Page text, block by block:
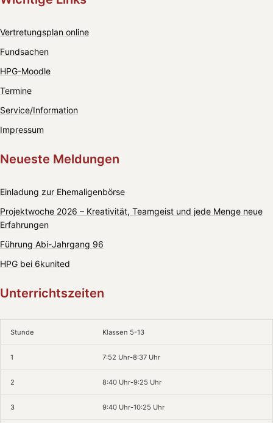
Vertretungsplan online
Fundsachen
HPG-Moodle
Termine
Service/Information
Impressum
Neueste Meldungen
Einladung zur Ehemaligenbörse
Projektwoche 2026 – Kreativität, Teamgeist und jede Menge neue
Erfahrungen
Führung Abi-Jahrgang 96
HPG bei 6kunited
Unterrichtszeiten
Stunde Klassen 5-13
1 7:52 Uhr-8:37 Uhr
2 8:40 Uhr-9:25 Uhr
3 9:40 Uhr-10:25 Uhr